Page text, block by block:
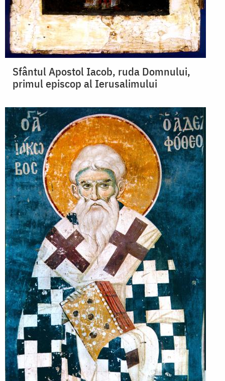
Sfântul Apostol Iacob, ruda Domnului,
primul episcop al Ierusalimului